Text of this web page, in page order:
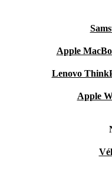
Apple
Lenovo
Apple